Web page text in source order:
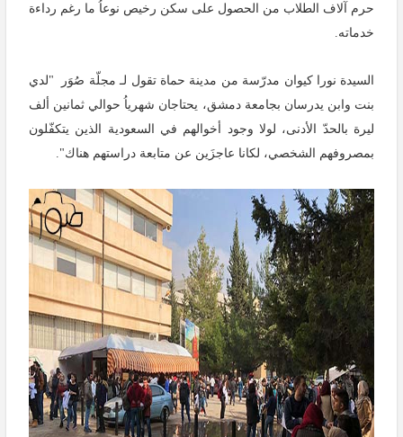
حرم آلاف الطلاب من الحصول على سكن رخيص نوعاُ ما رغم رداءة
خدماته.
السيدة نورا كيوان مدرّسة من مدينة حماة تقول لـ مجلّة صُوَر "لدي
بنت وابن يدرسان بجامعة دمشق، يحتاجان شهرياُ حوالي ثمانين ألف
ليرة بالحدّ الأدنى، لولا وجود أخوالهم في السعودية الذين يتكفّلون
بمصروفهم الشخصي، لكانا عاجزَين عن متابعة دراستهم هناك".